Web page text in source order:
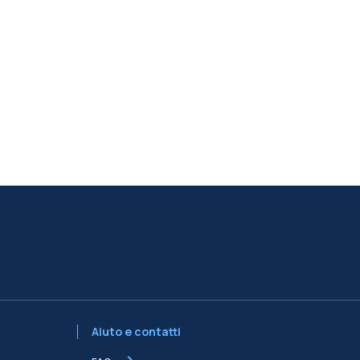
Aiuto e contatti